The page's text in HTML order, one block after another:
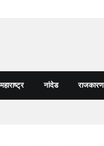
महाराष्ट्र नांदेड राजकारण